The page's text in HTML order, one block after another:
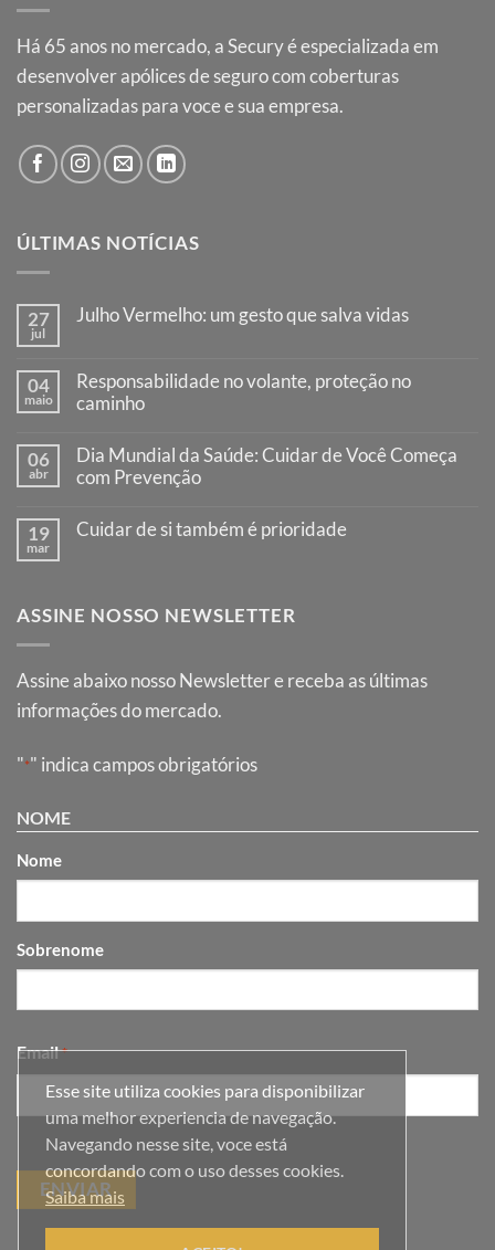
Esse site utiliza cookies para disponibilizar
uma melhor experiencia de navegação.
Navegando nesse site, voce está
concordando com o uso desses cookies.
Saiba mais
Há 65 anos no mercado, a Secury é especializada em
desenvolver apólices de seguro com coberturas
personalizadas para voce e sua empresa.
ÚLTIMAS NOTÍCIAS
27
jul
Julho Vermelho: um gesto que salva vidas
Julho
Vermelho:
um
que
salva
vidas
04
maio
Responsabilidade no volante, proteção no
caminho
em
Responsabilidade
no
proteção
no
06
abr
Dia Mundial da Saúde: Cuidar de Você Começa
com Prevenção
em
Cuidar
de
com
Prevenção
19
mar
Cuidar de si também é prioridade
de
prioridade
ASSINE NOSSO NEWSLETTER
Assine abaixo nosso Newsletter e receba as últimas
informações do mercado.
"*" indica campos obrigatórios
NOME
Nome
Sobrenome
Email *